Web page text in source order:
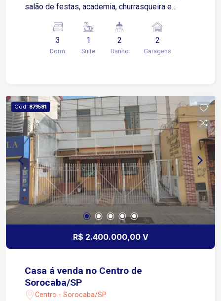
salão de festas, academia, churrasqueira e
excelente localização, conta com comércios
locais, postos de gasolina, farmácia e acesso à
Rodovia Raposo Tavares.
3
Dorm.
1
Suite
2
Banho
2
Garagens
Cód. 879581
R$ 2.400.000,00 V
Casa á venda no Centro de
Sorocaba/SP
Centro - Sorocaba/SP